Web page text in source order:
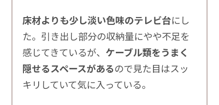
床材よりも少し淡い色味のテレビ台にし
た。引き出し部分の収納量にやや不足を
感じてきているが、 ケーブル類をうまく
隠せるスペースがあるので見た目はスッ
キリしていて気に入っている。